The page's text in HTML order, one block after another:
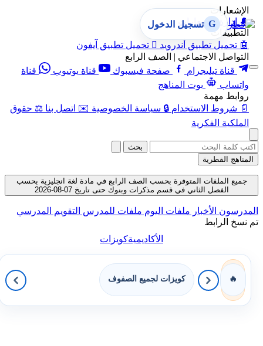
الإشعارات
🔔 إدارة الإشعارات
التطبيقات
🤖 تحميل تطبيق أندرويد  تحميل تطبيق آيفون
التواصل الاجتماعي | الصف الرابع
قناة تيليجرام
صفحة فيسبوك قناة يوتيوب
قناة
واتساب
بوت المناهج
روابط مهمة
📄 شروط الاستخدام 🔒 سياسة الخصوصية ✉️ اتصل بنا ⚖️ حقوق
الملكية الفكرية
G تسجيل الدخول
بحث
المناهج القطرية
جميع الملفات المتوفرة بحسب الصف الرابع في مادة لغة انجليزية بحسب
الفصل الثاني في قسم مذكرات وبنوك حتى تاريخ 07-08-2026
المدرسون الأخبار ملفات اليوم ملفات للمدرس التقويم المدرسي
تم نسخ الرابط
الأكاديميةكويزات
🔥 كويزات لجميع الصفوف